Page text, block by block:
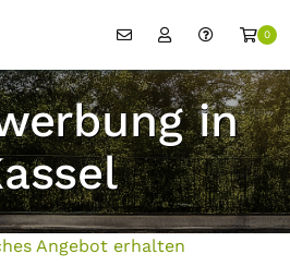
0
in
Angebot erhalten